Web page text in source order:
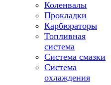
Коленвалы
Прокладки
Карбюраторы
Топливная
система
Система смазки
Система
охлаждения